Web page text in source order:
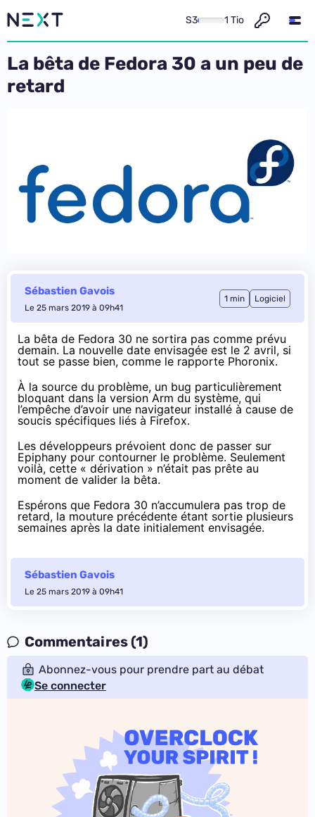
S3 1 Tio
La bêta de Fedora 30 a un peu de
retard
Sébastien Gavois
Le 25 mars 2019 à 09h41
1 min Logiciel
La bêta de Fedora 30 ne sortira pas comme prévu
demain. La nouvelle date envisagée est le 2 avril, si
tout se passe bien, comme le rapporte Phoronix.
À la source du problème, un bug particulièrement
bloquant dans la version Arm du système, qui
l’empêche d’avoir une navigateur installé à cause de
soucis spécifiques liés à Firefox.
Les développeurs prévoient donc de passer sur
Epiphany pour contourner le problème. Seulement
voilà, cette « dérivation » n’était pas prête au
moment de valider la bêta.
Espérons que Fedora 30 n’accumulera pas trop de
retard, la mouture précédente étant sortie plusieurs
semaines après la date initialement envisagée.
Sébastien Gavois
Le 25 mars 2019 à 09h41
Commentaires (1)
Abonnez-vous pour prendre part au débat
Se connecter